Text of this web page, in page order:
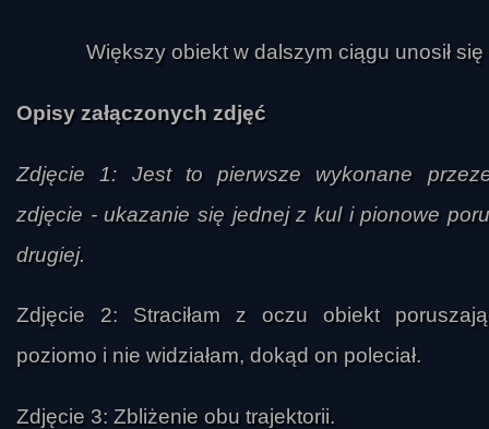
Większy obiekt w dalszym ciągu unosił się
Opisy załączonych zdjęć
Zdjęcie 1: Jest to pierwsze wykonane
zdjęcie - ukazanie się jednej z kul i pionowe
drugiej.
Zdjęcie 2: Straciłam z oczu obiekt
poziomo i nie widziałam, dokąd on poleciał.
Zdjęcie 3: Zbliżenie obu trajektorii.